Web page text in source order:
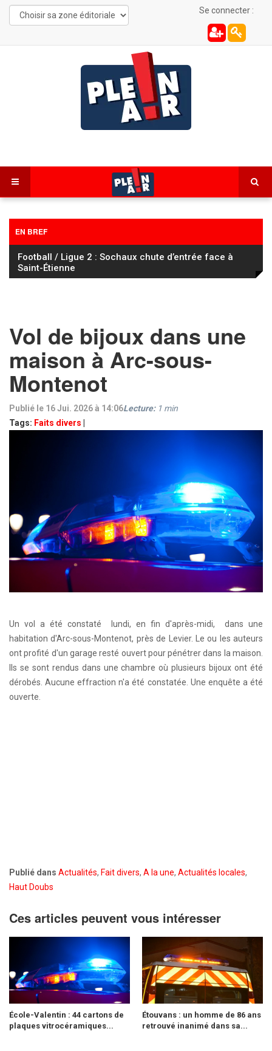
Se connecter :
EN BREF
Tour de France Femmes : Vollering s’impose à Nice et
prend le maillot jaune
Vol de bijoux dans une
maison à Arc-sous-
Montenot
Publié le 16 Jui. 2026 à 14:06
Tags: Faits divers
Lecture: 1 min
Un vol a été constaté lundi, en fin d'après-midi, dans une
habitation d'Arc-sous-Montenot, près de Levier. Le ou les auteurs
ont profité d'un garage resté ouvert pour pénétrer dans la maison.
Ils se sont rendus dans une chambre où plusieurs bijoux ont été
dérobés. Aucune effraction n'a été constatée. Une enquête a été
ouverte.
Publié dans Actualités, Fait divers, A la une, Actualités locales,
Haut Doubs
Ces articles peuvent vous intéresser
École-Valentin : 44 cartons de
plaques vitrocéramiques...
Étouvans : un homme de 86 ans
retrouvé inanimé dans sa...